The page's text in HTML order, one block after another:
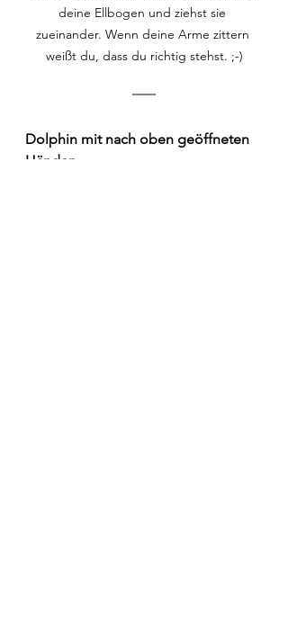
deine Ellbogen und ziehst sie
zueinander. Wenn deine Arme zittern
weißt du, dass du richtig stehst. ;-)
Dolphin mit nach oben geöffneten
Händen